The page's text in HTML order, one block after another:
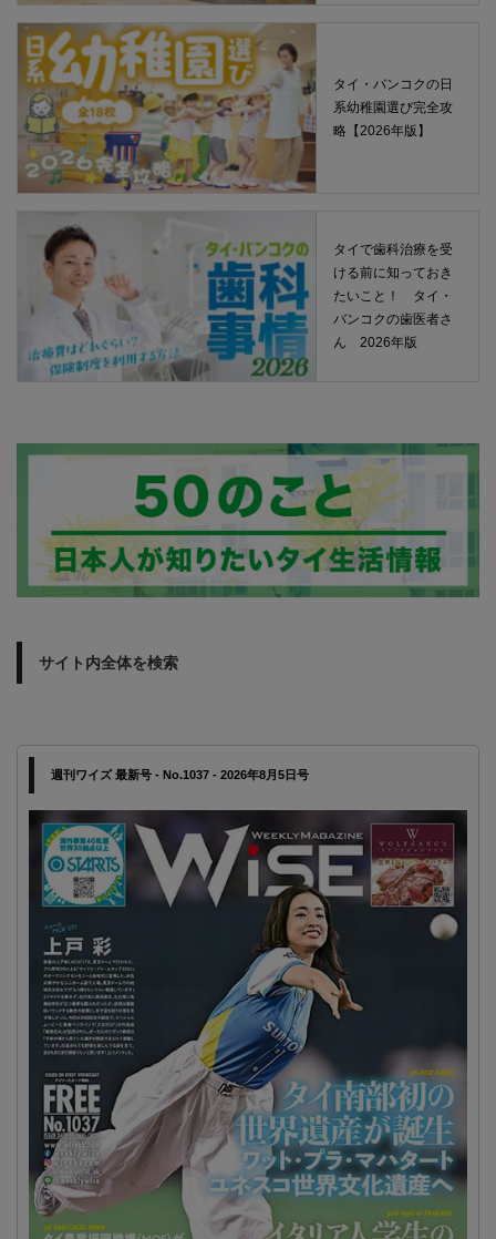
タイ・バンコクの日
系幼稚園選び完全攻
略【2026年版】
タイで歯科治療を受
ける前に知っておき
たいこと！ タイ・
バンコクの歯医者さ
ん 2026年版
サイト内全体を検索
週刊ワイズ 最新号 - No.1037 - 2026年8月5日号